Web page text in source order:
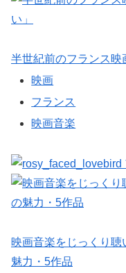
半世紀前のフランス映
映画
フランス
映画音楽
映画音楽をじっくり
魅力・5作品